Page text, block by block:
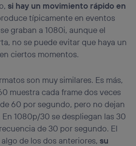
si hay un movimiento rápido en
típicamente en eventos
graban a 1080i, aunque el
no se puede evitar que haya un
ciertos momentos.
son muy similares. Es más,
muestra cada frame dos veces
60 por segundo, pero no dejan
1080p/30 se despliegan las 30
de 30 por segundo. El
de los dos anteriores, su